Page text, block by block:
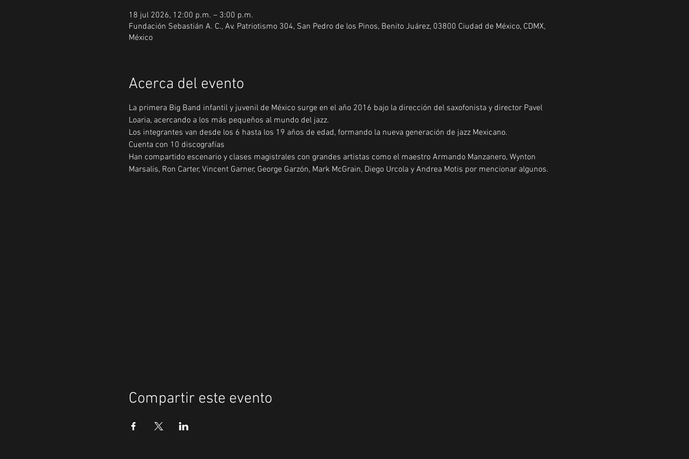
18 jul 2026, 12:00 p.m. – 3:00 p.m.
Fundación Sebastián A. C., Av. Patriotismo 304, San Pedro de los Pinos, Benito Juárez, 03800 Ciudad de México, CDMX,
México
Acerca del evento
La primera Big Band infantil y juvenil de México surge en el año 2016 bajo la dirección del saxofonista y director Pavel
Loaria, acercando a los más pequeños al mundo del jazz.
Los integrantes van desde los 6 hasta los 19 años de edad, formando la nueva generación de jazz Mexicano.
Cuenta con 10 discografías
Han compartido escenario y clases magistrales con grandes artistas como el maestro Armando Manzanero, Wynton
Marsalis, Ron Carter, Vincent Garner, George Garzón, Mark McGrain, Diego Urcola y Andrea Motis por mencionar algunos.
Compartir este evento